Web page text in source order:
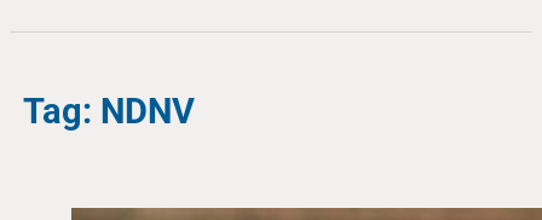
Tag: NDNV